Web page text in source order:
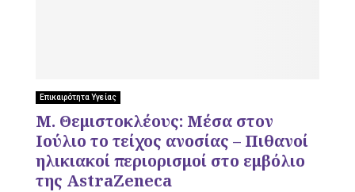
Επικαιρότητα Υγείας
Μ. Θεμιστοκλέους: Μέσα στον
Ιούλιο το τείχος ανοσίας – Πιθανοί
ηλικιακοί περιορισμοί στο εμβόλιο
της AstraZeneca